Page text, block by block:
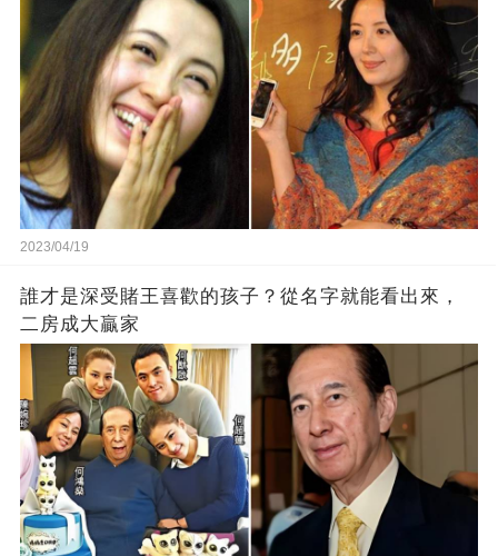
2023/04/19
誰才是深受賭王喜歡的孩子？從名字就能看出來，
二房成大贏家